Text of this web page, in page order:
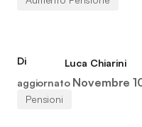
Di
Luca Chiarini
aggiornato Novembre
Pensioni